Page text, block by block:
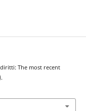
The most recent